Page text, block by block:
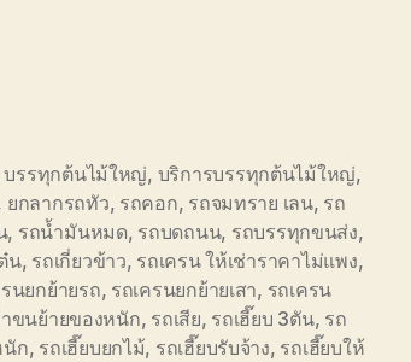
บรรทุกต้นไม้ใหญ่, บริการบรรทุกต้นไม้ใหญ่,
ยกลากรถทัว, รถคอก, รถจมทราย เลน, รถ
, รถน้ำมันหมด, รถบดถนน, รถบรรทุกขนส่ง,
น, รถเกี่ยวข้าว, รถเครน ให้เช่าราคาไม่แพง,
นยกย้ายรถ, รถเครนยกย้ายเสา, รถเครน
าขนย้ายของหนัก, รถเสีย, รถเฮี๊ยบ 3ตัน, รถ
นัก, รถเฮี๊ยบยกไม้, รถเฮี๊ยบรับจ้าง, รถเฮี๊ยบให้